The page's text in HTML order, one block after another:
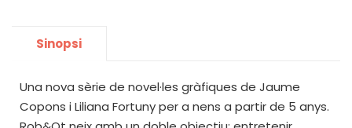
Sinopsi
Una nova sèrie de novel·les gràfiques de Jaume
Copons i Liliana Fortuny per a nens a partir de 5 anys.